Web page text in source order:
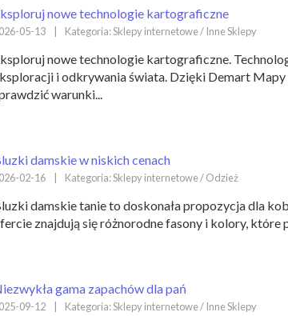
nowe technologie kartograficzne
05-13 | Kategoria: Sklepy internetowe / Inne Sklepy
nowe technologie kartograficzne.
i odkrywania świata. Dzięki Demart
warunki...
damskie w niskich cenach
02-16 | Kategoria: Sklepy internetowe / Odzież
damskie tanie to doskonała propozycja dla
znajdują się różnorodne fasony i kolory, które
gama zapachów dla pań
09-12 | Kategoria: Sklepy internetowe / Inne Sklepy